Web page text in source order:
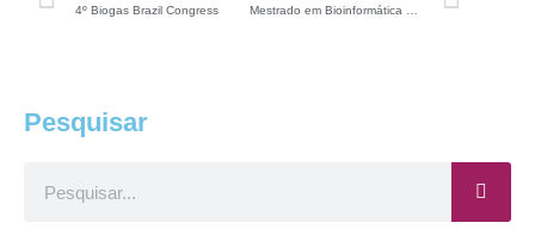
4º Biogas Brazil Congress Mestrado em Bioinformática UFMG
Pesquisar